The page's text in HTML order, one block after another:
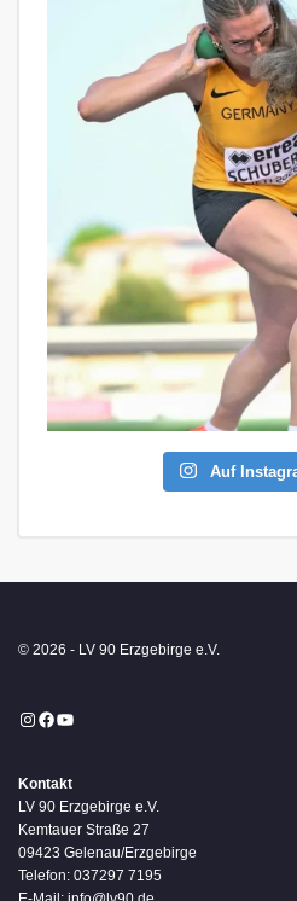
Auf
© 2026 - LV 90 Erzgebirge e.V.
Instagram
Facebook
YouTube
Kontakt
LV 90 Erzgebirge e.V.
Kemtauer Straße 27
09423 Gelenau/Erzgebirge
Telefon: 037297 7195